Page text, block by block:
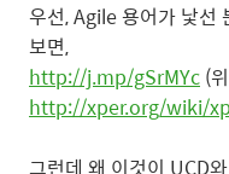
우선, Agile 용어가 낯선
보면,
http://j.mp/gSrMYc (
http://xper.org/wiki/
그런데 왜 이것이 UCD